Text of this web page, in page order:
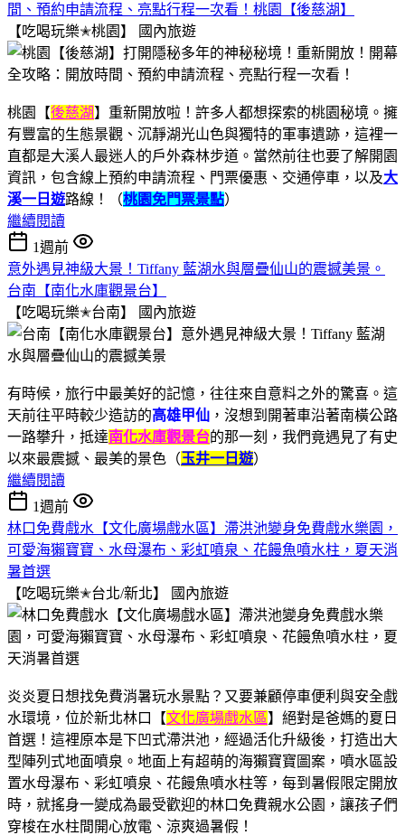
間、預約申請流程、亮點行程一次看！桃園【後慈湖】
【吃喝玩樂✭桃園】
國內旅遊
桃園【後慈湖】重新開放啦！許多人都想探索的桃園秘境。擁
有豐富的生態景觀、沉靜湖光山色與獨特的軍事遺跡，這裡一
直都是大溪人最迷人的戶外森林步道。當然前往也要了解開園
資訊，包含線上預約申請流程、門票優惠、交通停車，以及大
溪一日遊路線！（桃園免門票景點）
繼續閱讀
1週前
意外遇見神級大景！Tiffany 藍湖水與層疊仙山的震撼美景。
台南【南化水庫觀景台】
【吃喝玩樂✭台南】
國內旅遊
有時候，旅行中最美好的記憶，往往來自意料之外的驚喜。這
天前往平時較少造訪的高雄甲仙 ，沒想到開著車沿著南橫公路
一路攀升，抵達南化水庫觀景台的那一刻，我們竟遇見了有史
以來最震撼、最美的景色（玉井一日遊）
繼續閱讀
1週前
林口免費戲水【文化廣場戲水區】滯洪池變身免費戲水樂園，
可愛海獺寶寶、水母瀑布、彩虹噴泉、花饅魚噴水柱，夏天消
暑首選
【吃喝玩樂✭台北/新北】
國內旅遊
炎炎夏日想找免費消暑玩水景點？又要兼顧停車便利與安全戲
水環境，位於新北林口【文化廣場戲水區】絕對是爸媽的夏日
首選！這裡原本是下凹式滯洪池，經過活化升級後，打造出大
型陣列式地面噴泉。地面上有超萌的海獺寶寶圖案，噴水區設
置水母瀑布、彩虹噴泉、花饅魚噴水柱等，每到暑假限定開放
時，就搖身一變成為最受歡迎的林口免費親水公園，讓孩子們
穿梭在水柱間開心放電、涼爽過暑假！